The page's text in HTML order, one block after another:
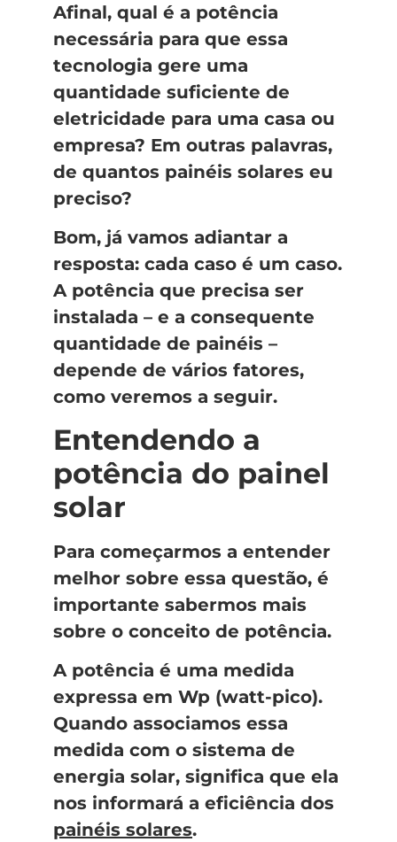
Afinal, qual é a potência
necessária para que essa
tecnologia gere uma
quantidade suficiente de
eletricidade para uma casa ou
empresa? Em outras palavras,
de quantos painéis solares eu
preciso?
Bom, já vamos adiantar a
resposta: cada caso é um caso.
A potência que precisa ser
instalada – e a consequente
quantidade de painéis –
depende de vários fatores,
como veremos a seguir.
Entendendo a
potência do painel
solar
Para começarmos a entender
melhor sobre essa questão, é
importante sabermos mais
sobre o conceito de potência.
A potência é uma medida
expressa em Wp (watt-pico).
Quando associamos essa
medida com o sistema de
energia solar, significa que ela
nos informará a eficiência dos
painéis solares.